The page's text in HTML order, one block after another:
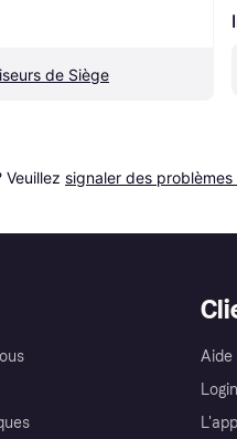
de Siège
signaler des problèmes
Aide
Login